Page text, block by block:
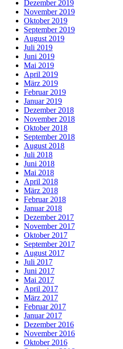
Dezember 2019
November 2019
Oktober 2019
September 2019
August 2019
Juli 2019
Juni 2019
Mai 2019
April 2019
März 2019
Februar 2019
Januar 2019
Dezember 2018
November 2018
Oktober 2018
September 2018
August 2018
Juli 2018
Juni 2018
Mai 2018
April 2018
März 2018
Februar 2018
Januar 2018
Dezember 2017
November 2017
Oktober 2017
September 2017
August 2017
Juli 2017
Juni 2017
Mai 2017
April 2017
März 2017
Februar 2017
Januar 2017
Dezember 2016
November 2016
Oktober 2016